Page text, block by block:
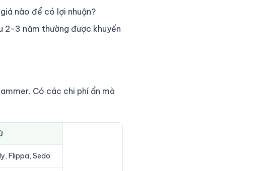
nào để có lợi nhuận?
2-3 năm thường được khuyến
Có các chi phí ẩn mà
Flippa, Sedo